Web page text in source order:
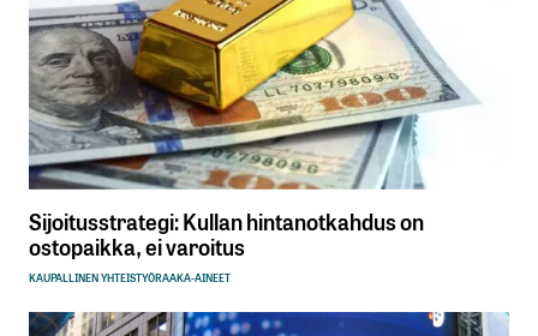
Sijoitusstrategi: Kullan hintanotkahdus on
ostopaikka, ei varoitus
KAUPALLINEN YHTEISTYÖRAAKA-AINEET